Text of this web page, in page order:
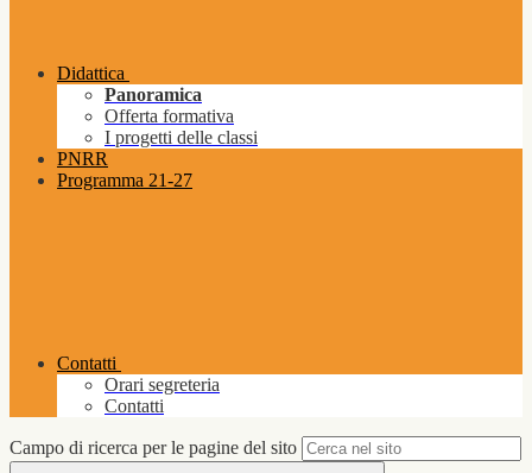
Didattica
Panoramica
Offerta formativa
I progetti delle classi
PNRR
Programma 21-27
Contatti
Orari segreteria
Contatti
Campo di ricerca per le pagine del sito